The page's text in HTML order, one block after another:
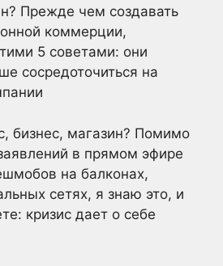
Прежде чем создавать
коммерции,
5 советами: они
сосредоточиться на
бизнес, магазин? Помимо
в прямом эфире
на балконах,
сетях, я знаю это, и
кризис дает о себе